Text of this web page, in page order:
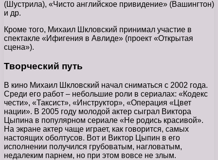
(Шустрила), «Чисто английское привидение» (Вашингтон)
и др.
Кроме того, Михаил Шкловский принимал участие в
спектакле «Ифигения в Авлиде» (проект «Открытая
сцена»).
Творческий путь
В кино Михаил Шкловский начал сниматься с 2002 года.
Среди его работ – небольшие роли в сериалах: «Кодекс
чести», «Таксист», «Инструктор», «Операция «Цвет
нации». В 2005 году молодой актер сыграл Виктора
Цыпина в популярном сериале «Не родись красивой».
На экране актер чаще играет, как говорится, самых
настоящих оболтусов. Вот и Виктор Цыпин в его
исполнении получился грубоватым, нагловатым,
недалеким парнем, но при этом вовсе не злым.